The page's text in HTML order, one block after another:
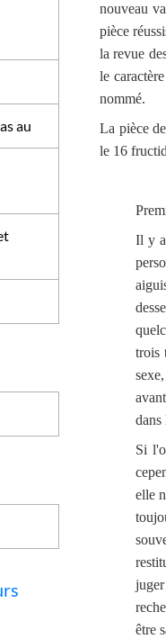
nouveau
pièce
la revue
le
nommé.
La pièce
le 16
Il y
trois
dans
Si
elle
être
au